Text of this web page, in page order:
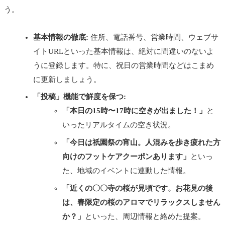
う。
基本情報の徹底: 住所、電話番号、営業時間、ウェブサ
イトURLといった基本情報は、絶対に間違いのないよ
うに登録します。特に、祝日の営業時間などはこまめ
に更新しましょう。
「投稿」機能で鮮度を保つ:
「本日の15時〜17時に空きが出ました！」
と
いったリアルタイムの空き状況。
「今日は祇園祭の宵山。人混みを歩き疲れた方
向けのフットケアクーポンあります」
といっ
た、地域のイベントに連動した情報。
「近くの〇〇寺の桜が見頃です。お花見の後
は、春限定の桜のアロマでリラックスしません
か？」
といった、周辺情報と絡めた提案。